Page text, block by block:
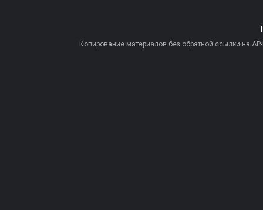
Копирование материалов без обратной ссылки на